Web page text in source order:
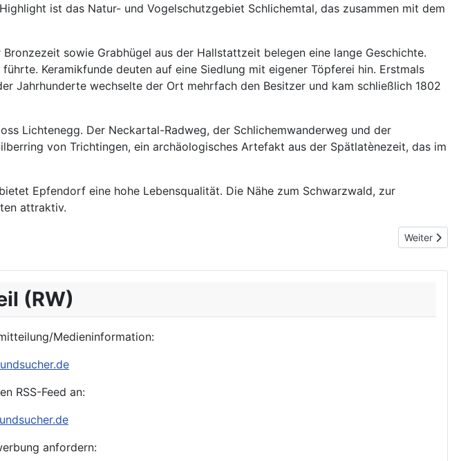
ist das Natur- und Vogelschutzgebiet Schlichemtal, das zusammen mit dem
sowie Grabhügel aus der Hallstattzeit belegen eine lange Geschichte.
Keramikfunde deuten auf eine Siedlung mit eigener Töpferei hin. Erstmals
Jahrhunderte wechselte der Ort mehrfach den Besitzer und kam schließlich 1802
Lichtenegg. Der Neckartal-Radweg, der Schlichemwanderweg und der
von Trichtingen, ein archäologisches Artefakt aus der Spätlatènezeit, das im
Epfendorf eine hohe Lebensqualität. Die Nähe zum Schwarzwald, zur
attraktiv.
Nächster
Weiter
(RW)
Medieninformation:
RSS-Feed an:
anfordern: